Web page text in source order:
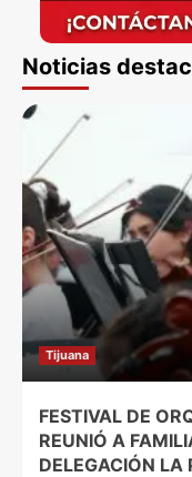
Noticias
Tijuana
FESTIVAL DE
REUNIÓ A
DELEGACIÓN LA